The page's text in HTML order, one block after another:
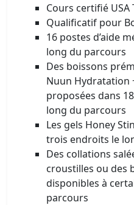
Cours certifié USA
Qualificatif pour
16 postes d’aide
long du parcours
Des boissons
Nuun Hydratation
proposées dans
long du parcours
Les gels Honey
trois endroits le
Des collations
croustilles ou des
disponibles à
parcours